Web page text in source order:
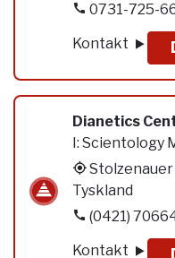
0731-725-
Kontakt
Dianetics
I: Scientology
Stolzenauer
Tyskland
(0421)
Kontakt